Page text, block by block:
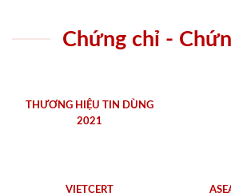
Chứng chỉ -
THƯƠNG HIỆU TIN DÙNG
2021
VIETCERT